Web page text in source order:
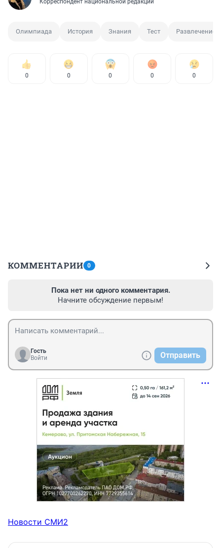
Корреспондент национальной редакции
Олимпиада История Знания Тест Развлечение
0 0 0 0 0
КОММЕНТАРИИ 0
Пока нет ни одного комментария.
Начните обсуждение первым!
Гость
Войти
Отправить
Новости СМИ2